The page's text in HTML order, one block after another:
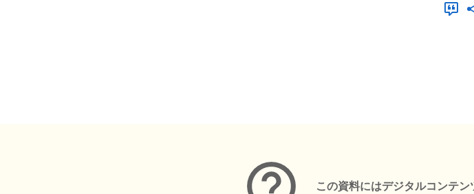
この資料にはデジタルコンテン